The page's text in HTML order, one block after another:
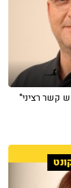
קשר רציני"